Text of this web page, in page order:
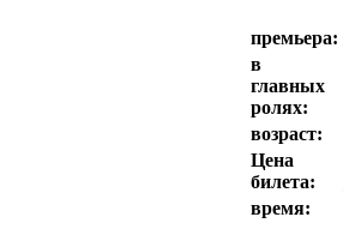
премьера:
в
главных
ролях:
возраст:
Цена
билета:
время: